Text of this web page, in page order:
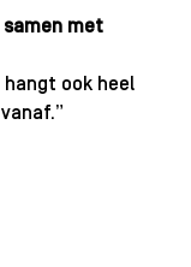
samen met
hangt ook heel